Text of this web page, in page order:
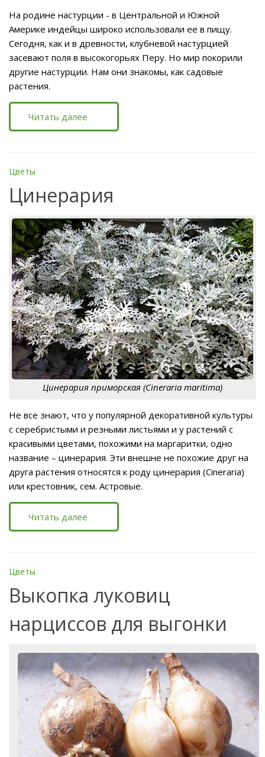
На родине настурции - в Центральной и Южной
Америке индейцы широко использовали ее в пищу.
Сегодня, как и в древности, клубневой настурцией
засевают поля в высокогорьях Перу. Но мир покорили
другие настурции. Нам они знакомы, как садовые
растения.
Читать далее
Цветы
Цинерария
Цинерария приморская (Сineraria maritima)
Не все знают, что у популярной декоративной культуры
с серебристыми и резными листьями и у растений с
красивыми цветами, похожими на маргаритки, одно
название – цинерария. Эти внешне не похожие друг на
друга растения относятся к роду цинерария (Cineraria)
или крестовник, сем. Астровые.
Читать далее
Цветы
Выкопка луковиц
нарциссов для выгонки